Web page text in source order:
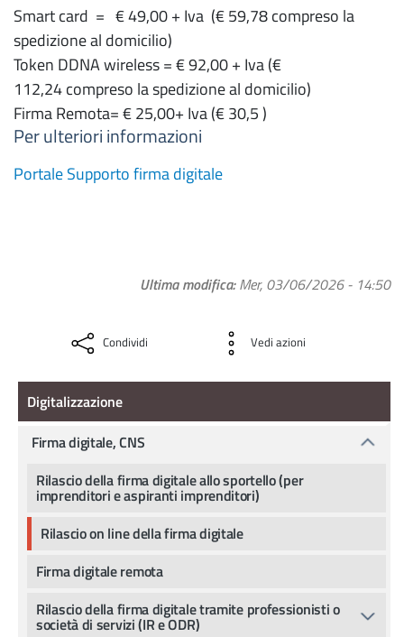
Smart card = € 49,00 + Iva (€ 59,78 compreso la
spedizione al domicilio)
Token DDNA wireless = € 92,00 + Iva (€
112,24 compreso la spedizione al domicilio)
Firma Remota= € 25,00+ Iva (€ 30,5 )
Per ulteriori informazioni
Portale Supporto firma digitale
Ultima modifica Mer, 03/06/2026 - 14:50
Condividi Vedi azioni
Digitalizzazione
Digitalizzazione
Firma digitale, CNS
Rilascio della firma digitale allo sportello (per
imprenditori e aspiranti imprenditori)
Rilascio on line della firma digitale
Firma digitale remota
Rilascio della firma digitale tramite professionisti o
società di servizi (IR e ODR)